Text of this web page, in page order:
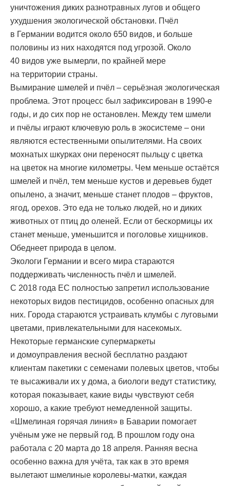
уничтожения диких разнотравных лугов и общего
ухудшения экологической обстановки. Пчёл
в Германии водится около 650 видов, и больше
половины из них находятся под угрозой. Около
40 видов уже вымерли, по крайней мере
на территории страны.
Вымирание шмелей и пчёл – серьёзная экологическая
проблема. Этот процесс был зафиксирован в 1990-е
годы, и до сих пор не остановлен. Между тем шмели
и пчёлы играют ключевую роль в экосистеме – они
являются естественными опылителями. На своих
мохнатых шкурках они переносят пыльцу с цветка
на цветок на многие километры. Чем меньше остаётся
шмелей и пчёл, тем меньше кустов и деревьев будет
опылено, а значит, меньше станет плодов – фруктов,
ягод, орехов. Это еда не только людей, но и диких
животных от птиц до оленей. Если от бескормицы их
станет меньше, уменьшится и поголовье хищников.
Обеднеет природа в целом.
Экологи Германии и всего мира стараются
поддерживать численность пчёл и шмелей.
С 2018 года ЕС полностью запретил использование
некоторых видов пестицидов, особенно опасных для
них. Города стараются устраивать клумбы с луговыми
цветами, привлекательными для насекомых.
Некоторые германские супермаркеты
и домоуправления весной бесплатно раздают
клиентам пакетики с семенами полевых цветов, чтобы
те высаживали их у дома, а биологи ведут статистику,
которая показывает, какие виды чувствуют себя
хорошо, а какие требуют немедленной защиты.
«Шмелиная горячая линия» в Баварии помогает
учёным уже не первый год. В прошлом году она
работала с 20 марта до 18 апреля. Ранняя весна
особенно важна для учёта, так как в это время
вылетают шмелиные королевы-матки, каждая